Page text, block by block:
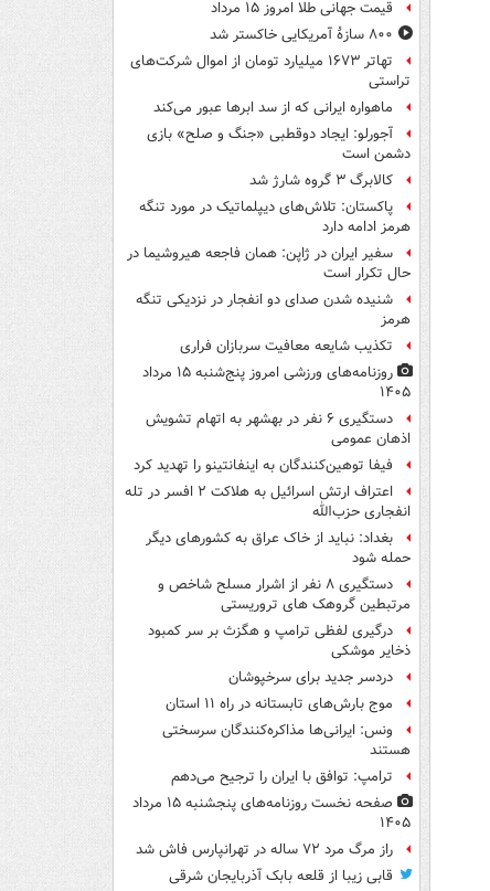
قیمت جهانی طلا امروز ۱۵ مرداد
۸۰۰ سازۀ آمریکایی خاکستر شد
تهاتر ۱۶۷۳ میلیارد تومان از اموال شرکت‌های
تراستی
ماهواره ایرانی که از سد ابرها عبور می‌کند
آجورلو: ایجاد دوقطبی «جنگ و صلح‌» بازی
دشمن است
کالابرگ ۳ گروه شارژ شد
پاکستان: تلاش‌های دیپلماتیک در مورد تنگه
هرمز ادامه دارد
سفیر ایران در ژاپن: همان فاجعه هیروشیما در
حال تکرار است
شنیده شدن صدای دو انفجار در نزدیکی تنگه
هرمز
تکذیب شایعه معافیت سربازان فراری
روزنامه‌های ورزشی امروز پنج‌شنبه ۱۵ مرداد
۱۴۰۵
دستگیری ۶ نفر در بهشهر به اتهام تشویش
اذهان عمومی
فیفا توهین‌کنندگان به اینفانتینو را تهدید کرد
اعتراف ارتش اسرائیل به هلاکت ۲ افسر در تله
انفجاری حزب‌الله
بغداد: نباید از خاک عراق به کشورهای دیگر
حمله شود
دستگیری ۸ نفر از اشرار مسلح شاخص و
مرتبطین گروهک های تروریستی
درگیری لفظی ترامپ و هگزث بر سر کمبود
ذخایر موشکی
دردسر جدید برای سرخپوشان
موج بارش‌های تابستانه در راه ۱۱ استان
ونس: ایرانی‌ها مذاکره‌کنندگان سرسختی
هستند
ترامپ: توافق با ایران را ترجیح می‌دهم
صفحه نخست روزنامه‌های پنجشنبه ۱۵ مرداد
۱۴۰۵
راز مرگ مرد ۷۲ ساله در تهرانپارس فاش شد
قابی زیبا از قلعه بابک آذربایجان شرقی